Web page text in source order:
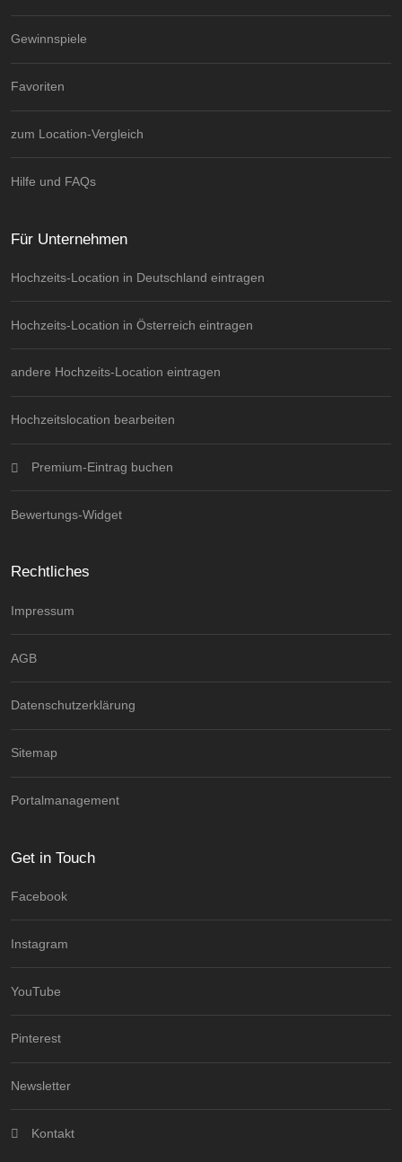
Gewinnspiele
Favoriten
zum Location-Vergleich
Hilfe und FAQs
Für Unternehmen
Hochzeits-Location in Deutschland eintragen
Hochzeits-Location in Österreich eintragen
andere Hochzeits-Location eintragen
Hochzeitslocation bearbeiten
Premium-Eintrag buchen
Bewertungs-Widget
Rechtliches
Impressum
AGB
Datenschutzerklärung
Sitemap
Portalmanagement
Get in Touch
Facebook
Instagram
YouTube
Pinterest
Newsletter
Kontakt